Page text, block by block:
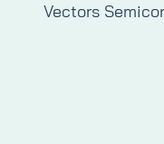
Vectors